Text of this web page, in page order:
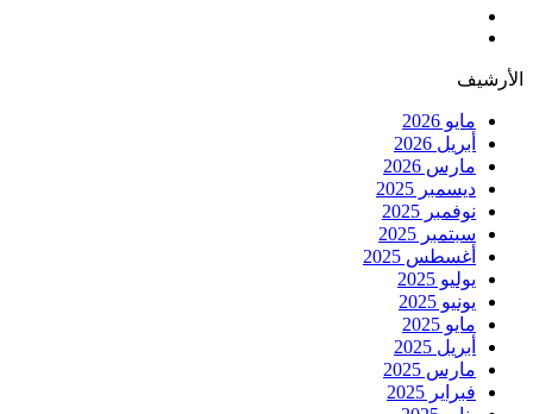
الأرشيف
مايو 2026
أبريل 2026
مارس 2026
ديسمبر 2025
نوفمبر 2025
سبتمبر 2025
أغسطس 2025
يوليو 2025
يونيو 2025
مايو 2025
أبريل 2025
مارس 2025
فبراير 2025